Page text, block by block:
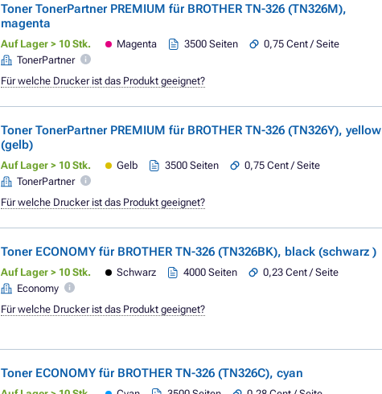
Toner TonerPartner PREMIUM für BROTHER TN-326 (TN326M),
magenta
Auf Lager > 10 Stk. Magenta 3500 Seiten
0,75 Cent / Seite
TonerPartner
Für welche Drucker ist das Produkt geeignet?
Toner TonerPartner PREMIUM für BROTHER TN-326 (TN326Y), yellow
(gelb)
Auf Lager > 10 Stk. Gelb 3500 Seiten
0,75 Cent / Seite
TonerPartner
Für welche Drucker ist das Produkt geeignet?
Toner ECONOMY für BROTHER TN-326 (TN326BK), black (schwarz )
Auf Lager > 10 Stk. Schwarz 4000 Seiten
0,23 Cent / Seite
Economy
Für welche Drucker ist das Produkt geeignet?
Toner ECONOMY für BROTHER TN-326 (TN326C), cyan